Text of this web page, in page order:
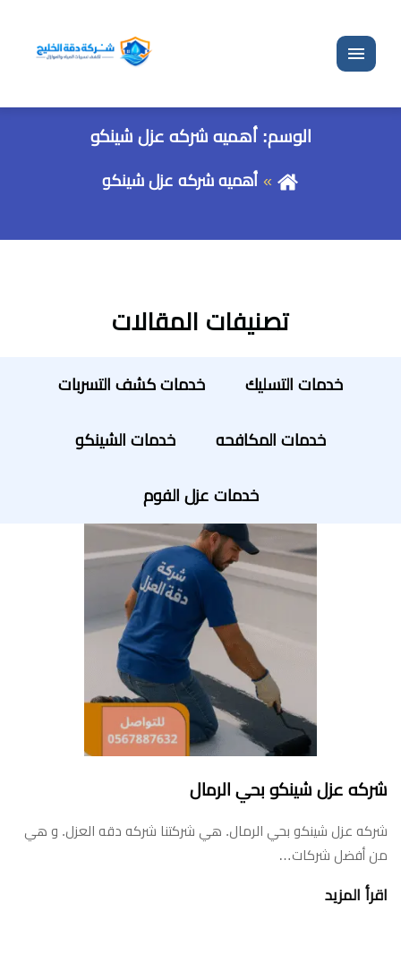
القائمة
الوسم: أهميه شركه عزل شينكو
أهميه شركه عزل شينكو
تصنيفات المقالات
خدمات التسليك خدمات كشف التسربات
خدمات المكافحه خدمات الشينكو
خدمات عزل الفوم
شركه عزل شينكو بحي الرمال
شركه عزل شينكو بحي الرمال. هي شركتنا شركه دقه العزل. و هي
من أفضل شركات…
اقرأ المزيد